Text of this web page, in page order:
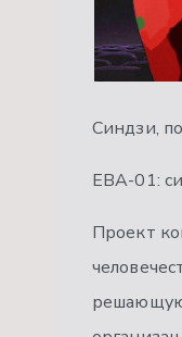
Синдзи,
ЕВА-01:
Проект
решающую